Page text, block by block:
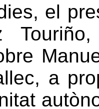
el
a